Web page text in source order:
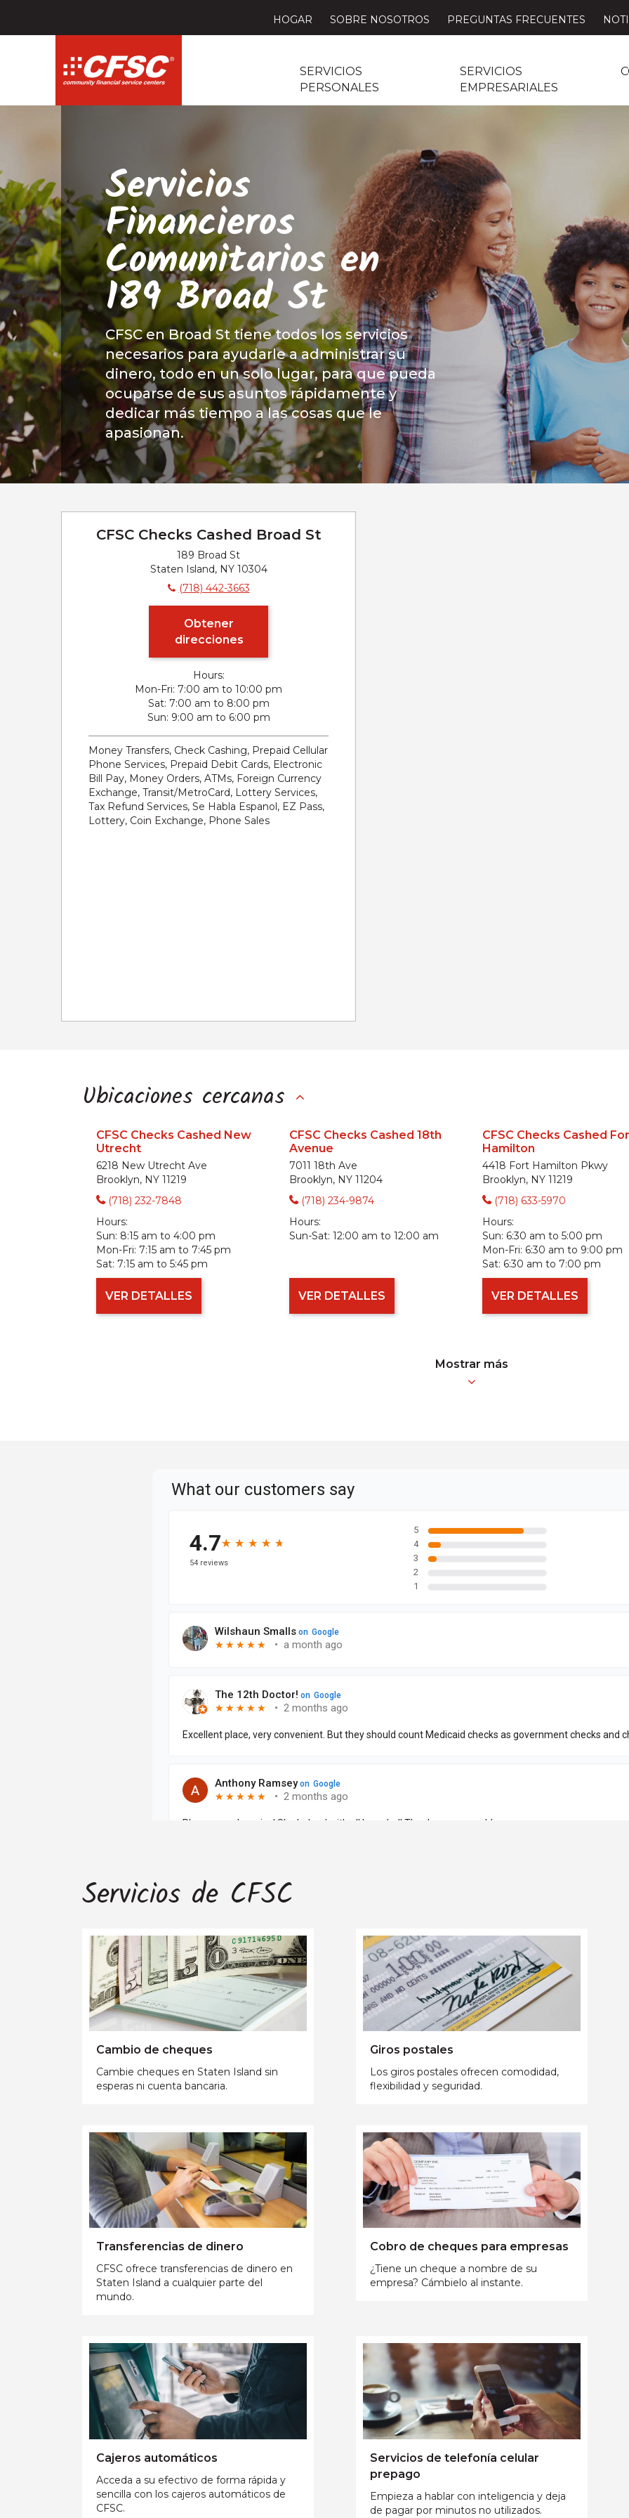
HOGAR SOBRE NOSOTROS PREGUNTAS FRECUENTES
SERVICIOS
PERSONALES
SERVICIOS
EMPRESARIALES
Servicios
Financieros
Comunitarios en
189 Broad St
CFSC en Broad St tiene todos los servicios
necesarios para ayudarle a administrar su
dinero, todo en un solo lugar, para que pueda
ocuparse de sus asuntos rápidamente y
dedicar más tiempo a las cosas que le
apasionan.
CFSC Checks Cashed Broad St
189 Broad St
Staten Island, NY 10304
(718) 442-3663
Obtener
direcciones
Hours:
Mon-Fri 7:00 am to 10:00 pm
Sat 7:00 am to 8:00 pm
Sun 9:00 am to 6:00 pm
Money Transfers, Check Cashing, Prepaid Cellular
Phone Services, Prepaid Debit Cards, Electronic
Bill Pay, Money Orders, ATMs, Foreign Currency
Exchange, Transit/MetroCard, Lottery Services,
Tax Refund Services, Se Habla Espanol, EZ Pass,
Lottery, Coin Exchange, Phone Sales
Ubicaciones cercanas
CFSC Checks Cashed New
Utrecht
6218 New Utrecht Ave
Brooklyn, NY 11219
(718) 232-7848
Hours:
Sun: 8:15 am to 4:00 pm
Mon-Fri: 7:15 am to 7:45 pm
Sat: 7:15 am to 5:45 pm
VER DETALLES
CFSC Checks Cashed 18th
Avenue
7011 18th Ave
Brooklyn, NY 11204
(718) 234-9874
Hours:
Sun-Sat: 12:00 am to 12:00 am
VER DETALLES
CFSC Checks Cashed
Hamilton
4418 Fort Hamilton Pkwy
Brooklyn, NY 11219
(718) 633-5970
Hours:
Sun: 6:30 am to 5:00 pm
Mon-Fri: 6:30 am to 9:00 pm
Sat: 6:30 am to 7:00 pm
VER DETALLES
Mostrar más
Servicios de CFSC
Cambio de cheques
Cambie cheques en Staten Island sin
esperas ni cuenta bancaria.
Giros postales
Los giros postales ofrecen comodidad,
flexibilidad y seguridad.
Transferencias de dinero
CFSC ofrece transferencias de dinero en
Staten Island a cualquier parte del
mundo.
Cobro de cheques para empresas
¿Tiene un cheque a nombre de su
empresa? Cámbielo al instante.
Cajeros automáticos
Acceda a su efectivo de forma rápida y
sencilla con los cajeros automáticos de
CFSC.
Servicios de telefonía celular
prepago
Empieza a hablar con inteligencia y deja
de pagar por minutos no utilizados.